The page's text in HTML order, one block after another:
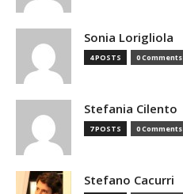
Sonia Lorigliola
4 POSTS 0 Comments
Stefania Cilento
7 POSTS 0 Comments
Stefano Cacurri